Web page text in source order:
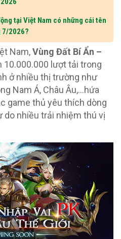
tại Việt Nam có những cái tên
7/2026?
Nam,Vùng Đất Bí Ẩn –
10.000.000 lượt tải trong
ở nhiều thị trường như
Nam Á, Châu Âu,…hứa
game thủ yêu thích dòng
do nhiều trải nhiệm thú vị